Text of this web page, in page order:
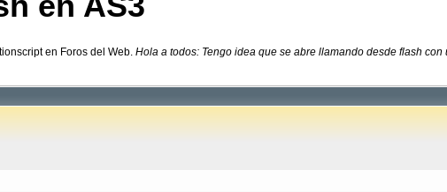
en Foros del Web. Hola a todos: Tengo idea que se abre llamando desde flash